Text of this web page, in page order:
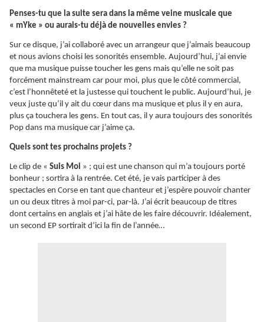
Penses-tu que la suite sera dans la même veine musicale que
« mYke » ou aurais-tu déjà de nouvelles envies ?
Sur ce disque, j’ai collaboré avec un arrangeur que j’aimais beaucoup
et nous avions choisi les sonorités ensemble. Aujourd’hui, j’ai envie
que ma musique puisse toucher les gens mais qu’elle ne soit pas
forcément mainstream car pour moi, plus que le côté commercial,
c’est l’honnêteté et la justesse qui touchent le public. Aujourd’hui, je
veux juste qu’il y ait du cœur dans ma musique et plus il y en aura,
plus ça touchera les gens. En tout cas, il y aura toujours des sonorités
Pop dans ma musique car j’aime ça.
Quels sont tes prochains projets ?
Le clip de « Suis Moi » ; qui est une chanson qui m’a toujours porté
bonheur ; sortira à la rentrée. Cet été, je vais participer à des
spectacles en Corse en tant que chanteur et j’espère pouvoir chanter
un ou deux titres à moi par-ci, par-là. J’ai écrit beaucoup de titres
dont certains en anglais et j’ai hâte de les faire découvrir. Idéalement,
un second EP sortirait d’ici la fin de l’année…